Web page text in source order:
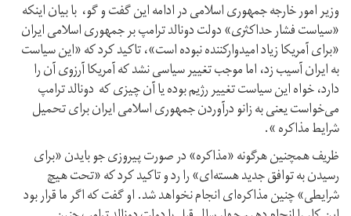
وزیر امور خارجه جمهوری اسلامی در ادامه این گفت و گو، با بیان اینکه
«سیاست فشار حداکثری» دولت دونالد ترامپ بر جمهوری اسلامی ایران
«برای آمریکا زیاد امیدوارکننده نبوده است»، تاکید کرد که «این سیاست
به ایران آسیب زد، اما موجب تغییر سیاسی نشد که آمریکا آرزوی آن را
دارد، خواه این سیاست تغییر رژیم بوده یا آن چیزی که دونالد ترامپ
می‌خواست یعنی به زانو درآوردن جمهوری اسلامی ایران برای تحمیل
شرایط مذاکره ».
ظریف همچنین هرگونه «مذاکره» در صورت پیروزی جو بایدن «برای
رسیدن به توافق جدید هسته‌ای» را رد و تاکید کرد که «تحت هیچ
شرایطی» چنین مذاکره‌ای انجام نخواهد شد. او گفت که اگر ما قرار بود